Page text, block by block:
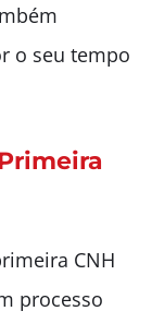
o seu tempo
CNH
processo